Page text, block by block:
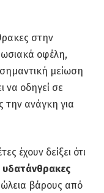
στην
οφέλη,
σημαντική μείωση
να οδηγεί σε
την ανάγκη για
έχουν δείξει ότι
υδατάνθρακες
βάρους από